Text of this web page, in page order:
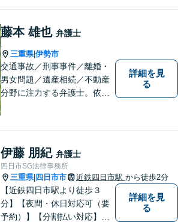
藤本 雄也 弁護士
三重県|伊勢市
交通事故／刑事事件／離婚・
男女問題／遺産相続／不動産
分野に注力する弁護士。依頼
お気軽にご相談ください！
【離婚・男女問題の経験多
数】
詳細を見
る
伊藤 朋紀 弁護士
四日市SG法律事務所
三重県| 四日市市 近鉄四日市駅 から徒歩2分
【近鉄四日市駅より徒歩３
分】【夜間・休日対応可（要
予約）】【分割払い対応】
詳細を見
る